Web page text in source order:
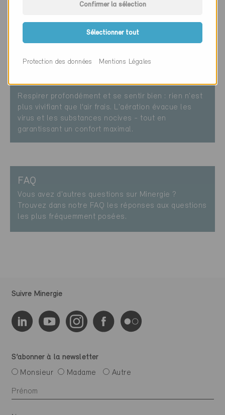
de la HES de Lucerne. Il commence par répondre à
une question sur le thème « ventilation mécanique
vs ouverture des fenêtres ».
Un air ambiant sain
Respirer profondément et se sentir bien : rien n'est
plus vivifiant que l’air frais. L'aération évacue les
virus et les substances nocives - tout en
garantissant un confort maximal.
FAQ
Vous avez d'autres questions sur Minergie ?
Trouvez dans notre FAQ les réponses aux questions
les plus fréquemment posées.
Suivre Minergie
S’abonner à la newsletter
Monsieur
Madame Autre
Confirmer la sélection
Sélectionner tout
Protection des données Mentions Légales